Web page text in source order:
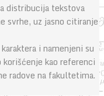
distribucija tekstova
svrhe, uz jasno citiranje
i namenjeni su
kao referenci
radove na fakultetima.